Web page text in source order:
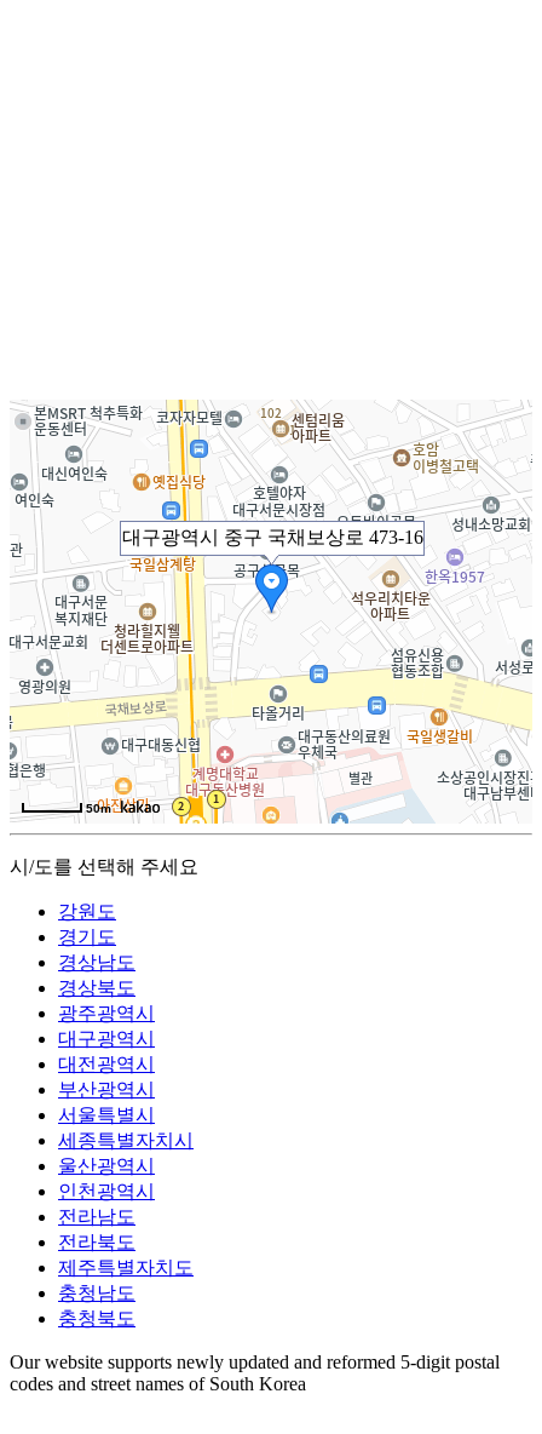
대구광역시 중구 국채보상로 473-16
50m
시/도를 선택해 주세요
강원도
경기도
경상남도
경상북도
광주광역시
대구광역시
대전광역시
부산광역시
서울특별시
세종특별자치시
울산광역시
인천광역시
전라남도
전라북도
제주특별자치도
충청남도
충청북도
Our website supports newly updated and reformed 5-digit postal
codes and street names of South Korea